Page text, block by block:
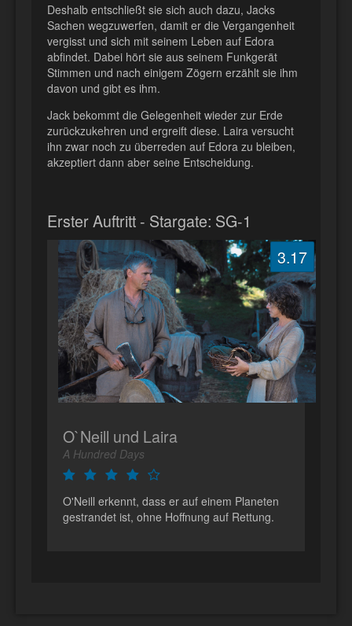
Deshalb entschließt sie sich auch dazu, Jacks
Sachen wegzuwerfen, damit er die Vergangenheit
vergisst und sich mit seinem Leben auf Edora
abfindet. Dabei hört sie aus seinem Funkgerät
Stimmen und nach einigem Zögern erzählt sie ihm
davon und gibt es ihm.
Jack bekommt die Gelegenheit wieder zur Erde
zurückzukehren und ergreift diese. Laira versucht
ihn zwar noch zu überreden auf Edora zu bleiben,
akzeptiert dann aber seine Entscheidung.
Erster Auftritt - Stargate: SG-1
3.17
O`Neill und Laira
A Hundred Days
O'Neill erkennt, dass er auf einem Planeten
gestrandet ist, ohne Hoffnung auf Rettung.